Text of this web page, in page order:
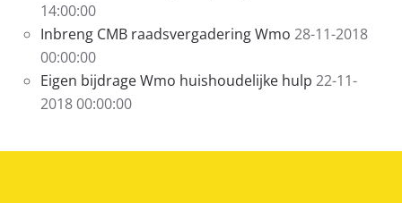
14:00:00
Inbreng CMB raadsvergadering Wmo 28-11-2018
00:00:00
Eigen bijdrage Wmo huishoudelijke hulp 22-11-
2018 00:00:00